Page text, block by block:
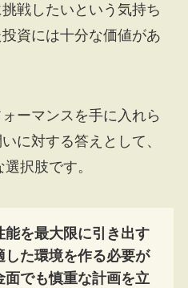
戦したいという気持ち
資には十分な価値があ
ーマンスを手に入れら
に対する答えとして、
択肢です。
能を最大限に引き出す
した環境を作る必要が
面でも慎重な計画を立